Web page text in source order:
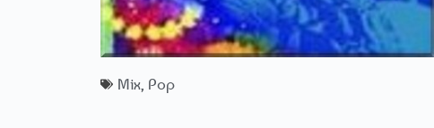
Mix, Pop